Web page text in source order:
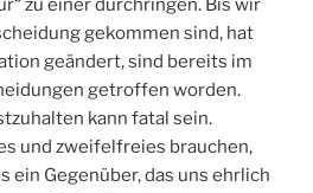
zu einer durchringen. Bis wir
gekommen sind, hat
geändert, sind bereits im
getroffen worden.
kann fatal sein.
und zweifelfreies brauchen,
ein Gegenüber, das uns ehrlich